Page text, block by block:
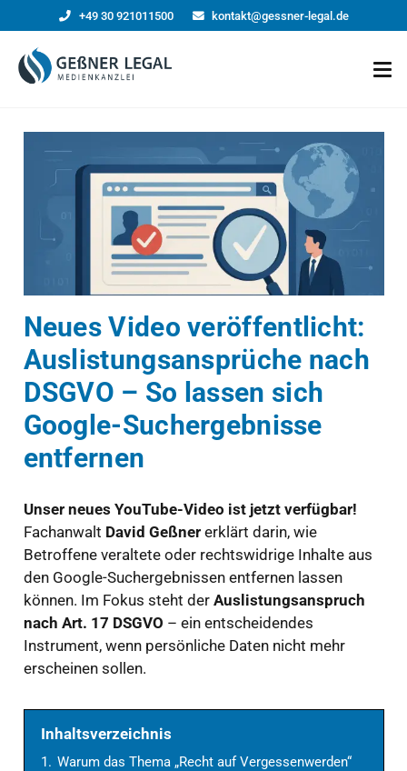
+49 30 921011500 kontakt@gessner-legal.de
Neues Video veröffentlicht:
Auslistungsansprüche nach
DSGVO – So lassen sich
Google-Suchergebnisse
entfernen
Unser neues YouTube-Video ist jetzt verfügbar!
Fachanwalt David Geßnererklärt darin, wie
Betroffene veraltete oder rechtswidrige Inhalte aus
den Google-Suchergebnissen entfernen lassen
können. Im Fokus steht der Auslistungsanspruch
nach Art. 17 DSGVO – ein entscheidendes
Instrument, wenn persönliche Daten nicht mehr
erscheinen sollen.
Inhaltsverzeichnis
1. Warum das Thema „Recht auf Vergessenwerden“